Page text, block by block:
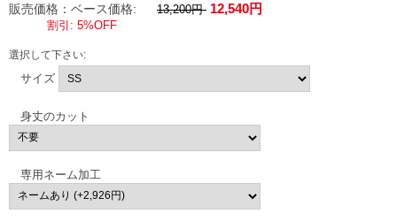
販売価格：ベース価格: 13,200円 12,540円
割引: 5%OFF
選択して下さい:
サイズ
身丈のカット
専用ネーム加工